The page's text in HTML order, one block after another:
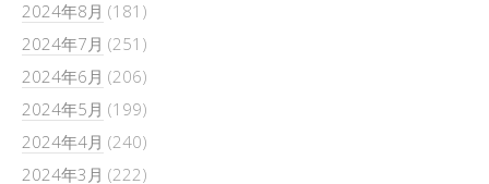
2024年8月 (181)
2024年7月 (251)
2024年6月 (206)
2024年5月 (199)
2024年4月 (240)
2024年3月 (222)